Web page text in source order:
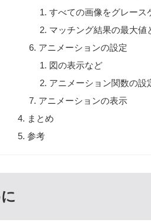
すべての画像をグレース
マッチング結果の最大値
アニメーションの設定
図の表示など
アニメーション関数の設
アニメーションの表示
まとめ
参考